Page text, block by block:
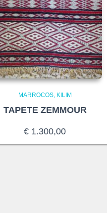
MARROCOS KILIM
TAPETE ZEMMOUR
€ 1.300,00